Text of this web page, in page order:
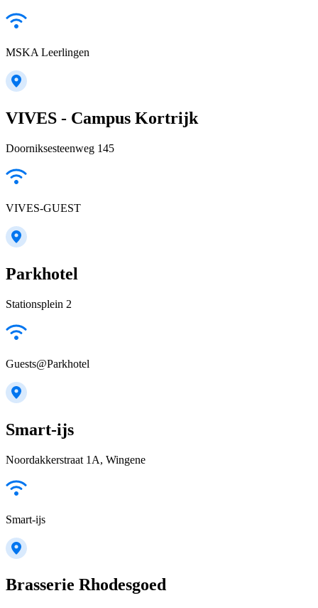
MSKA Leerlingen
VIVES - Campus Kortrijk
Doorniksesteenweg 145
VIVES-GUEST
Parkhotel
Stationsplein 2
Guests@Parkhotel
Smart-ijs
Noordakkerstraat 1A, Wingene
Smart-ijs
Brasserie Rhodesgoed